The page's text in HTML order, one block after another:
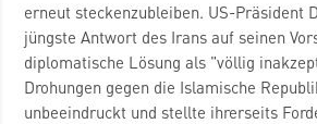
erneut steckenzubleiben. US-Präsident
jüngste Antwort des Irans auf seinen
diplomatische Lösung als "völlig
Drohungen gegen die Islamische
unbeeindruckt und stellte ihrerseits